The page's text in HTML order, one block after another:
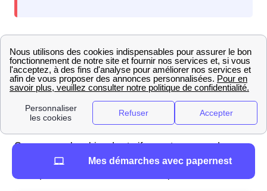
classement des fournisseurs en 2025
Pour les Neuf-Berquinois souhaitant faire un choix
éclairé parmi les offres de gaz, la comparaison est
essentielle. Notre sélection vous propose des offres
spécialement adaptées à vos
besoins énergétiques.
Que vous recherchiez des tarifs avantageux ou des
options plus écologiques, découvrez les offres de gaz
Mes démarches avec papernest